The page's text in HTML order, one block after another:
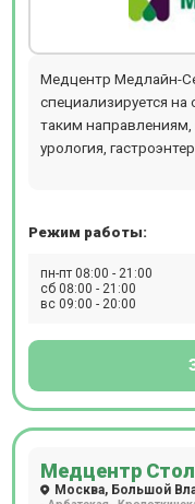
Медцентр Медлайн-
специализируется на
таким направлениям,
урология,
эндокринология. В
работает без
Режим работы:
пн-пт 08:00 - 21:00
сб 08:00 - 21:00
вс 09:00 - 20:00
Медцентр
Москва, Большой